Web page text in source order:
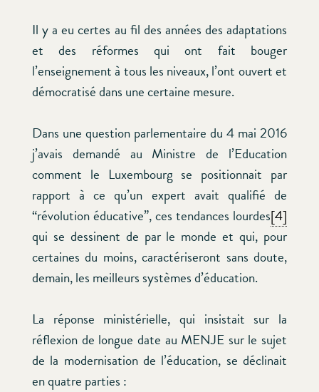
Il y a eu certes au fil des années des adaptations
et des réformes qui ont fait bouger
l’enseignement à tous les niveaux, l’ont ouvert et
démocratisé dans une certaine mesure.
Dans une question parlementaire du 4 mai 2016
j’avais demandé au Ministre de l’Education
comment le Luxembourg se positionnait par
rapport à ce qu’un expert avait qualifié de
“révolution éducative”, ces tendances lourdes[4]
qui se dessinent de par le monde et qui, pour
certaines du moins, caractériseront sans doute,
demain, les meilleurs systèmes d’éducation.
La réponse ministérielle, qui insistait sur la
réflexion de longue date au MENJE sur le sujet
de la modernisation de l’éducation, se déclinait
en quatre parties :